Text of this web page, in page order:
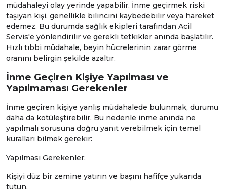
müdahaleyi olay yerinde yapabilir. İnme geçirmek riski
taşıyan kişi, genellikle bilincini kaybedebilir veya hareket
edemez. Bu durumda sağlık ekipleri tarafından Acil
Servis'e yönlendirilir ve gerekli tetkikler anında başlatılır.
Hızlı tıbbi müdahale, beyin hücrelerinin zarar görme
oranını belirgin şekilde azaltır.
İnme Geçiren Kişiye Yapılması ve
Yapılmaması Gerekenler
İnme geçiren kişiye yanlış müdahalede bulunmak, durumu
daha da kötüleştirebilir. Bu nedenle inme anında ne
yapılmalı sorusuna doğru yanıt verebilmek için temel
kuralları bilmek gerekir:
Yapılması Gerekenler:
Kişiyi düz bir zemine yatırın ve başını hafifçe yukarıda
tutun.